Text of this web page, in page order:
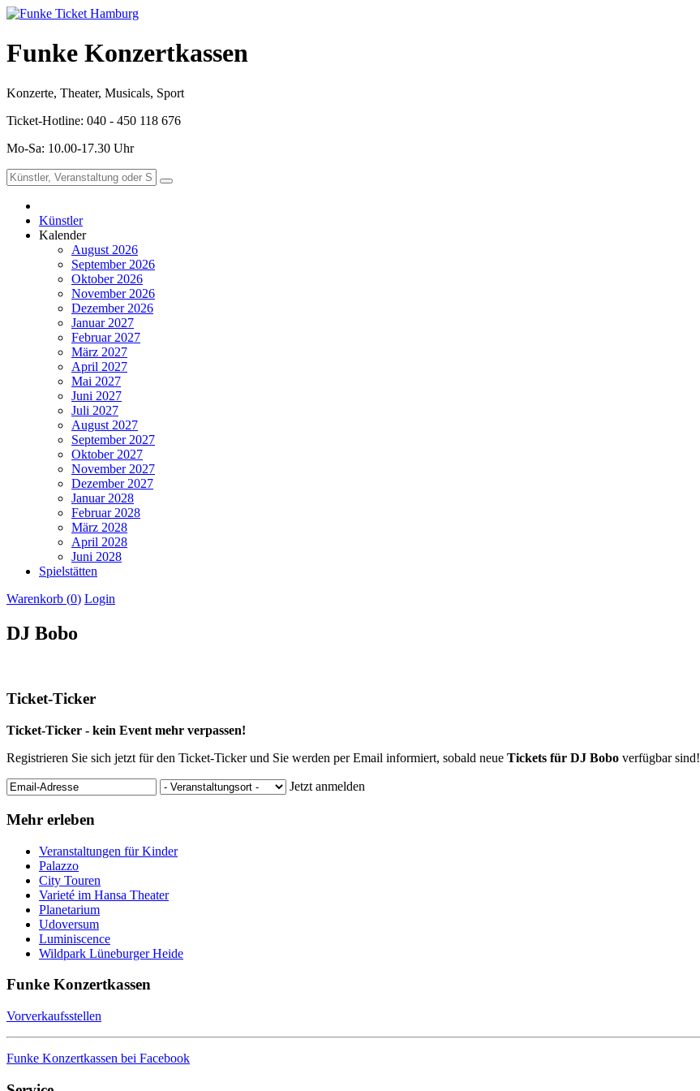
Funke Konzertkassen
Konzerte, Theater, Musicals, Sport
Ticket-Hotline: 040 - 450 118 676
Mo-Sa: 10.00-17.30 Uhr
Künstler
Kalender
August 2026
September 2026
Oktober 2026
November 2026
Dezember 2026
Januar 2027
Februar 2027
März 2027
April 2027
Mai 2027
Juni 2027
Juli 2027
August 2027
September 2027
Oktober 2027
November 2027
Dezember 2027
Januar 2028
Februar 2028
März 2028
April 2028
Juni 2028
Spielstätten
Warenkorb (0) Login
DJ Bobo
Ticket-Ticker
Ticket-Ticker - kein Event mehr verpassen!
Registrieren Sie sich jetzt für den Ticket-Ticker und Sie werden per Email informiert, sobald neue Tickets für DJ Bobo verfügbar sind!
Jetzt anmelden
Mehr erleben
Veranstaltungen für Kinder
Palazzo
City Touren
Varieté im Hansa Theater
Planetarium
Udoversum
Luminiscence
Wildpark Lüneburger Heide
Funke Konzertkassen
Vorverkaufsstellen
Funke Konzertkassen bei Facebook